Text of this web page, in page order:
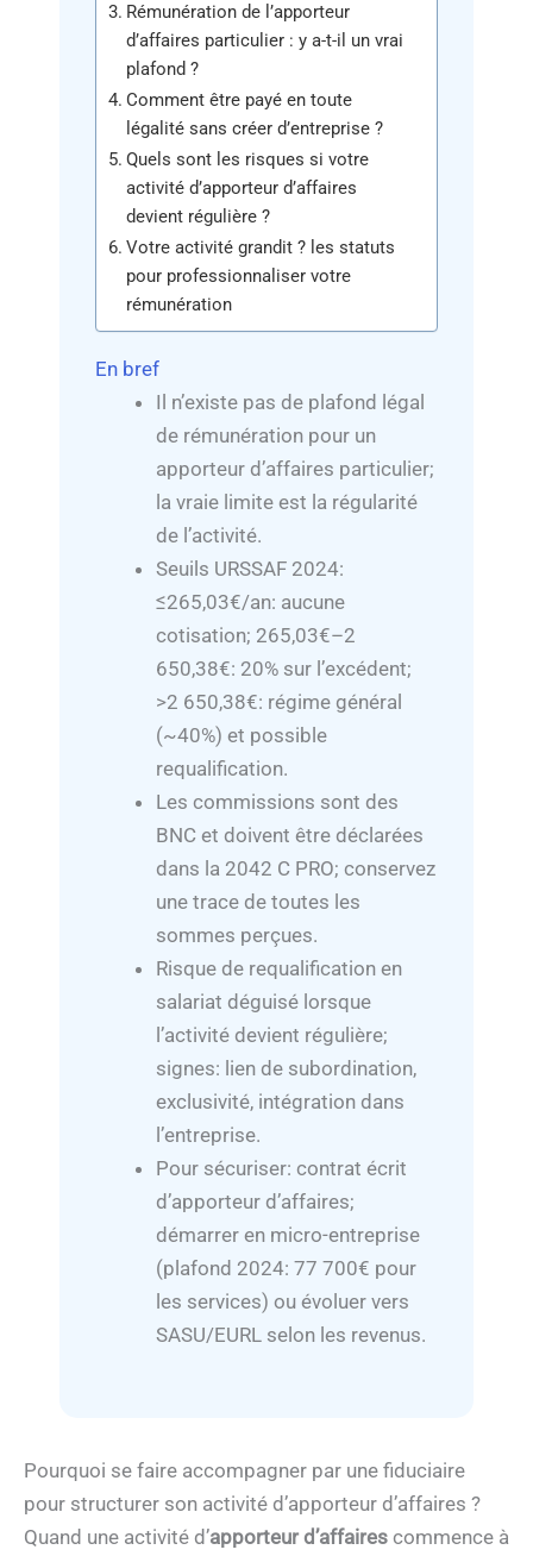
Rémunération de l’apporteur
d’affaires particulier : y a-t-il un vrai
plafond ?
Comment être payé en toute
légalité sans créer d’entreprise ?
Quels sont les risques si votre
activité d’apporteur d’affaires
devient régulière ?
Votre activité grandit ? les statuts
pour professionnaliser votre
rémunération
En bref
Il n’existe pas de plafond légal
de rémunération pour un
apporteur d’affaires particulier;
la vraie limite est la régularité
de l’activité.
Seuils URSSAF 2024:
≤265,03€/an: aucune
cotisation; 265,03€–2
650,38€: 20% sur l’excédent;
>2 650,38€: régime général
(~40%) et possible
requalification.
Les commissions sont des
BNC et doivent être déclarées
dans la 2042 C PRO; conservez
une trace de toutes les
sommes perçues.
Risque de requalification en
salariat déguisé lorsque
l’activité devient régulière;
signes: lien de subordination,
exclusivité, intégration dans
l’entreprise.
Pour sécuriser: contrat écrit
d’apporteur d’affaires;
démarrer en micro-entreprise
(plafond 2024: 77 700€ pour
les services) ou évoluer vers
SASU/EURL selon les revenus.
Pourquoi se faire accompagner par une fiduciaire
pour structurer son activité d’apporteur d’affaires ?
Quand une activité d’apporteur d’affaires commence à